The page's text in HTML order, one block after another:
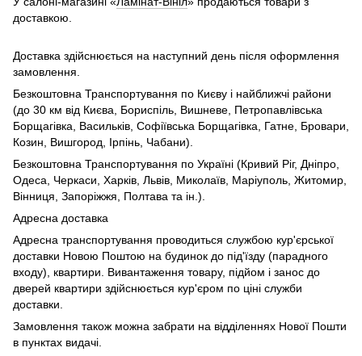
доставкою.
Доставка здійснюється на наступний день після оформлення
замовлення.
Безкоштовна Транспортування по Києву і найближчі райони
(до 30 км від Києва, Бориспіль, Вишневе, Петропавлівська
Борщагівка, Васильків, Софіївська Борщагівка, Гатне, Бровари,
Козин, Вишгород, Ірпінь, Чабани).
Безкоштовна Транспортування по Україні (Кривий Ріг, Дніпро,
Одеса, Черкаси, Харків, Львів, Миколаїв, Маріуполь, Житомир,
Вінниця, Запоріжжя, Полтава та ін.).
Адресна доставка
Адресна транспортування проводиться службою кур'єрської
доставки Новою Поштою на будинок до під'їзду (парадного
входу), квартири. Вивантаження товару, підйом і занос до
дверей квартири здійснюється кур'єром по ціні служби
доставки.
Замовлення також можна забрати на відділеннях Нової Пошти
в пунктах видачі.